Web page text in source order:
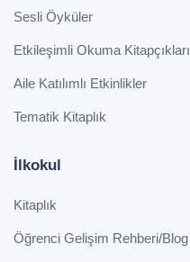
Sesli Öyküler
Etkileşimli Okuma Kitapçıkları
Aile Katılımlı Etkinlikler
Tematik Kitaplık
İlkokul
Kitaplık
Öğrenci Gelişim Rehberi/Blog